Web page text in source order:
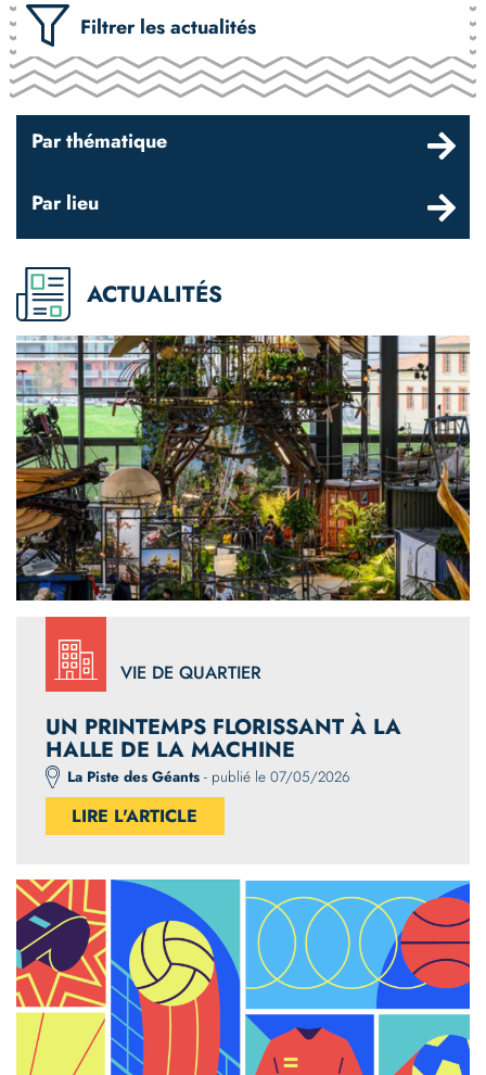
Filtrer les actualités
Par thématique
Par lieu
ACTUALITÉS
VIE DE QUARTIER
UN PRINTEMPS FLORISSANT À LA
HALLE DE LA MACHINE
La Piste des Géants - publié le 07/05/2026
LIRE L'ARTICLE